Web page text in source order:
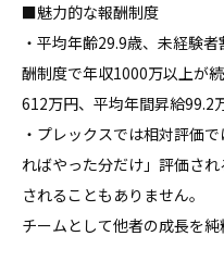
■魅力的な報酬制度
・平均年齢29.9歳、未経験
酬制度で年収1000万以上が
612万円、平均年間昇給99.2
・プレックスでは相対評価
ればやった分だけ」評価さ
されることもありません。
チームとして他者の成長を純